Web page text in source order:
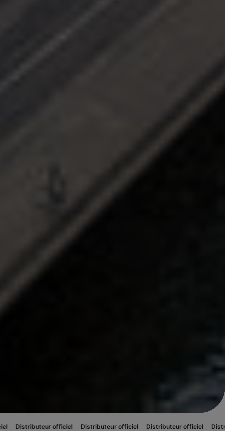
officiel Distributeur officiel Distributeur officiel Distributeur